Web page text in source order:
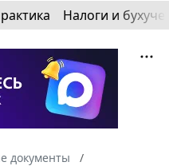
Налоги и
документы